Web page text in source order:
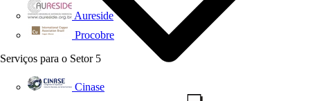
Aureside
Procobre
Serviços para o Setor 5
Cinase